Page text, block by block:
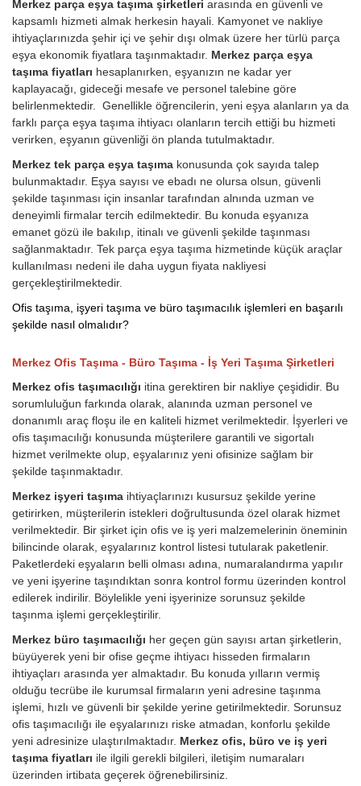
Merkez parça eşya taşıma şirketleri arasında en güvenli ve
kapsamlı hizmeti almak herkesin hayali. Kamyonet ve nakliye
ihtiyaçlarınızda şehir içi ve şehir dışı olmak üzere her türlü parça
eşya ekonomik fiyatlara taşınmaktadır. Merkez parça eşya
taşıma fiyatları hesaplanırken, eşyanızın ne kadar yer
kaplayacağı, gideceği mesafe ve personel talebine göre
belirlenmektedir. Genellikle öğrencilerin, yeni eşya alanların ya da
farklı parça eşya taşıma ihtiyacı olanların tercih ettiği bu hizmeti
verirken, eşyanın güvenliği ön planda tutulmaktadır.
Merkez tek parça eşya taşıma konusunda çok sayıda talep
bulunmaktadır. Eşya sayısı ve ebadı ne olursa olsun, güvenli
şekilde taşınması için insanlar tarafından alnında uzman ve
deneyimli firmalar tercih edilmektedir. Bu konuda eşyanıza
emanet gözü ile bakılıp, itinalı ve güvenli şekilde taşınması
sağlanmaktadır. Tek parça eşya taşıma hizmetinde küçük araçlar
kullanılması nedeni ile daha uygun fiyata nakliyesi
gerçekleştirilmektedir.
Ofis taşıma, işyeri taşıma ve büro taşımacılık işlemleri en başarılı
şekilde nasıl olmalıdır?
Merkez Ofis Taşıma - Büro Taşıma - İş Yeri Taşıma Şirketleri
Merkez ofis taşımacılığı itina gerektiren bir nakliye çeşididir. Bu
sorumluluğun farkında olarak, alanında uzman personel ve
donanımlı araç floşu ile en kaliteli hizmet verilmektedir. İşyerleri ve
ofis taşımacılığı konusunda müşterilere garantili ve sigortalı
hizmet verilmekte olup, eşyalarınız yeni ofisinize sağlam bir
şekilde taşınmaktadır.
Merkez işyeri taşıma ihtiyaçlarınızı kusursuz şekilde yerine
getirirken, müşterilerin istekleri doğrultusunda özel olarak hizmet
verilmektedir. Bir şirket için ofis ve iş yeri malzemelerinin öneminin
bilincinde olarak, eşyalarınız kontrol listesi tutularak paketlenir.
Paketlerdeki eşyaların belli olması adına, numaralandırma yapılır
ve yeni işyerine taşındıktan sonra kontrol formu üzerinden kontrol
edilerek indirilir. Böylelikle yeni işyerinize sorunsuz şekilde
taşınma işlemi gerçekleştirilir.
Merkez büro taşımacılığı her geçen gün sayısı artan şirketlerin,
büyüyerek yeni bir ofise geçme ihtiyacı hisseden firmaların
ihtiyaçları arasında yer almaktadır. Bu konuda yılların vermiş
olduğu tecrübe ile kurumsal firmaların yeni adresine taşınma
işlemi, hızlı ve güvenli bir şekilde yerine getirilmektedir. Sorunsuz
ofis taşımacılığı ile eşyalarınızı riske atmadan, konforlu şekilde
yeni adresinize ulaştırılmaktadır. Merkez ofis, büro ve iş yeri
taşıma fiyatları ile ilgili gerekli bilgileri, iletişim numaraları
üzerinden irtibata geçerek öğrenebilirsiniz.